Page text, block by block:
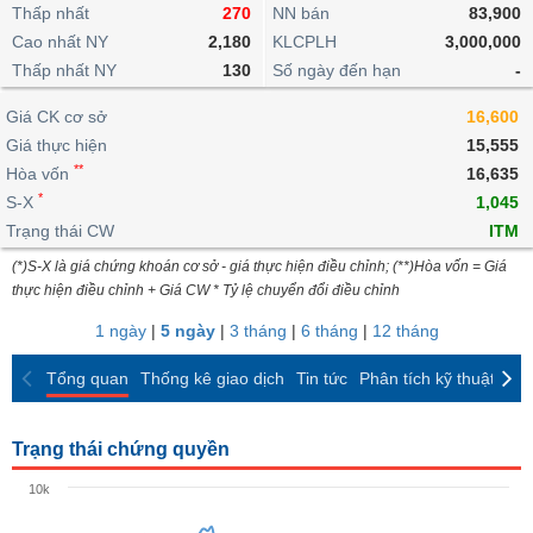
lỗ
dịch
nội
Niên
giám
Tài
liệu
cổ
Định
giá
ngoài
doanh
Top
cổ
phiếu
ngành
giao
dịch
dịch
Chứng
quyền
quan
Thống
giao
dịch
Thống
giao
dịch
Tin
tức
Phân
tích
kỹ
thuật
trực
tuyến
Bộ
lọc
cổ
So
sánh
Báo
cáo
Vĩ
mô
lai
Chứng
quyền
Trái
phiếu
IR
Awards
tạo
Dịch
vụ
Thấp nhất
270
Cao nhất NY
2,180
Thấp nhất NY
130
NN bán
83,900
KLCPLH
3,000,000
Số ngày đến hạn
-
Giá CK cơ sở
16,600
Giá thực hiện
15,555
Hòa vốn **
16,635
S-X *
1,045
Trạng thái CW
ITM
(*)S-X là giá chứng khoán cơ sở - giá thực hiện điều chỉnh; (**)Hòa vốn = Giá
thực hiện điều chỉnh + Giá CW * Tỷ lệ chuyển đổi điều chỉnh
1 ngày| 5 ngày| 3 tháng | 6 tháng | 12 tháng
Tổng quan Thống kê giao dịch Tin tức Phân tích kỹ thuật
Trạng thái chứng quyền
10k
BẤT
ĐỘNG
SẢN
TÀI
CHÍNH
HÀNG
KINH